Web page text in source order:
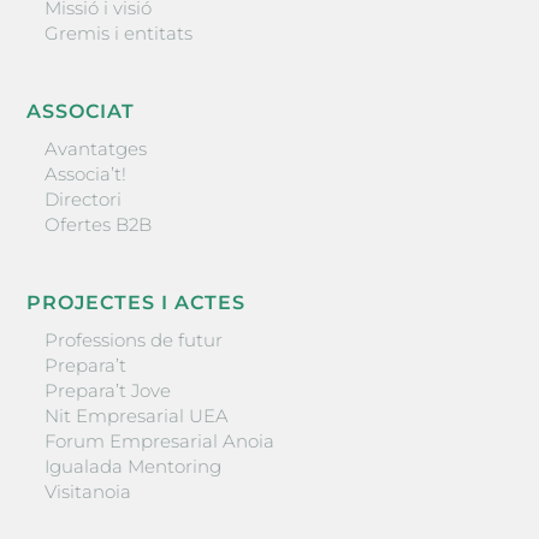
Missió i visió
Gremis i entitats
ASSOCIAT
Avantatges
Associa’t!
Directori
Ofertes B2B
PROJECTES I ACTES
Professions de futur
Prepara’t
Prepara’t Jove
Nit Empresarial UEA
Forum Empresarial Anoia
Igualada Mentoring
Visitanoia